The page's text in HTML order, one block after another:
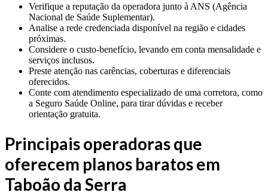
Verifique a reputação da operadora junto à ANS (Agência
Nacional de Saúde Suplementar).
Analise a rede credenciada disponível na região e cidades
próximas.
Considere o custo-benefício, levando em conta mensalidade e
serviços inclusos.
Preste atenção nas carências, coberturas e diferenciais
oferecidos.
Conte com atendimento especializado de uma corretora, como
a Seguro Saúde Online, para tirar dúvidas e receber
orientação gratuita.
Principais operadoras que
oferecem planos baratos em
Taboão da Serra